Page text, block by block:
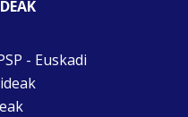
- Euskadi